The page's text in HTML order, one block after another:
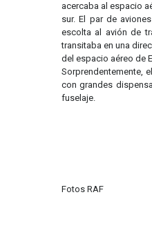
acercaba al espacio
sur. El par de
escolta al avión de
transitaba en una
del espacio aéreo de
Sorprendentemente,
con grandes
fuselaje.
Fotos RAF